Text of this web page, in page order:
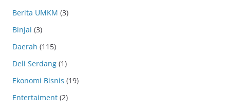
Berita UMKM (3)
Binjai (3)
Daerah (115)
Deli Serdang (1)
Ekonomi Bisnis (19)
Entertaiment (2)